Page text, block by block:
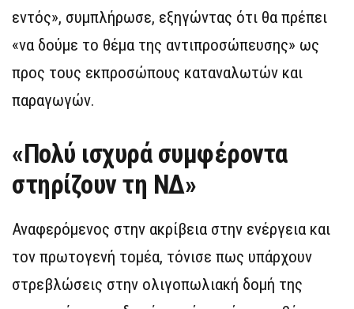
εντός», συμπλήρωσε, εξηγώντας ότι θα πρέπει
«να δούμε το θέμα της αντιπροσώπευσης» ως
προς τους εκπροσώπους καταναλωτών και
παραγωγών.
«Πολύ ισχυρά συμφέροντα
στηρίζουν τη ΝΔ»
Αναφερόμενος στην ακρίβεια στην ενέργεια και
τον πρωτογενή τομέα, τόνισε πως υπάρχουν
στρεβλώσεις στην ολιγοπωλιακή δομή της